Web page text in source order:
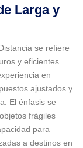
Larga y
se refiere
y eficientes
en
ajustados y
El énfasis se
frágiles
para
a destinos en